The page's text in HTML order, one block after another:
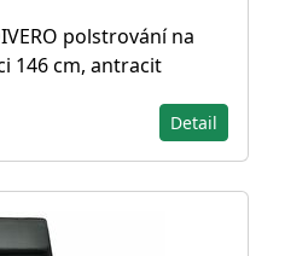
polstrování na
146 cm, antracit
Detail